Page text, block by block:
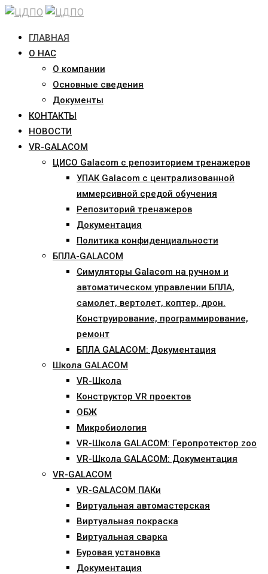
Skip
contentГЛАВНАЯ
О НАС
О компании
Основные сведения
Документы
КОНТАКТЫ
НОВОСТИ
VR-GALACOM
ЦИСО Galacom с репозиторием тренажеров
УПАК Galacom с централизованной
иммерсивной средой обучения
Репозиторий тренажеров
Документация
Политика конфиденциальности
БПЛА-GALACOM
Симуляторы Galacom на ручном и
автоматическом управлении БПЛА,
самолет, вертолет, коптер, дрон.
Конструирование, программирование,
ремонт
БПЛА GALACOM: Документация
Школа GALACOM
VR-Школа
Конструктор VR проектов
ОБЖ
Микробиология
VR-Школа GALACOM: Геропротектор zoo
VR-Школа GALACOM: Документация
VR-GALACOM
VR-GALACOM ПАКи
Виртуальная автомастерская
Виртуальная покраска
Виртуальная сварка
Буровая установка
Документация